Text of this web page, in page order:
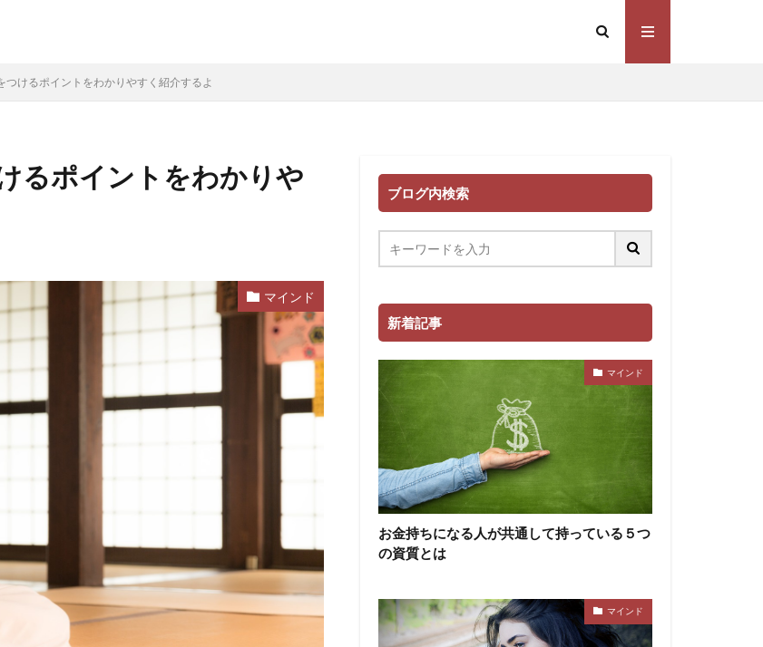
つけるポイントをわかりやすく紹介するよ
るポイントをわかりや
マインド
ブログ内検索
新着記事
マインド
お金持ちになる人が共通して持っている５つ
の資質とは
マインド